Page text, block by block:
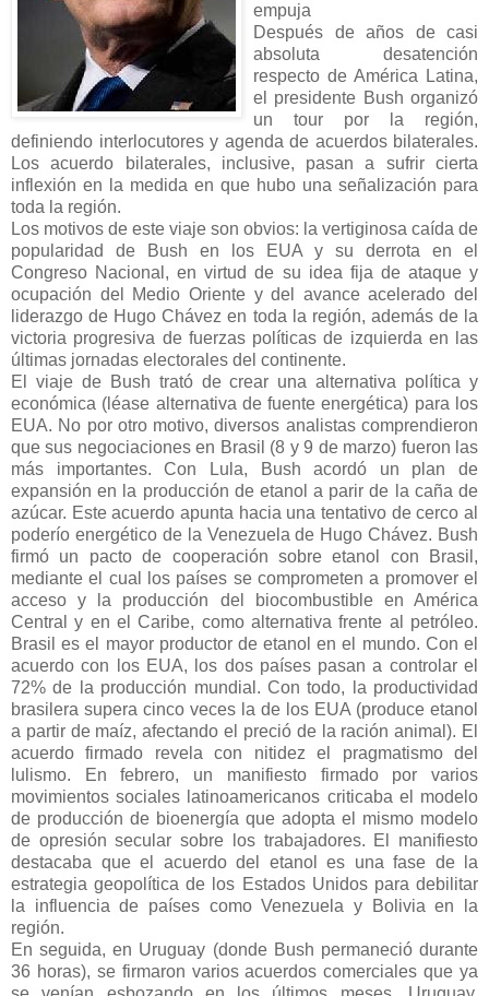
empuja
Después de años de casi
absoluta desatención
respecto de América Latina,
el presidente Bush organizó
un tour por la región,
definiendo interlocutores y agenda de acuerdos bilaterales.
Los acuerdo bilaterales, inclusive, pasan a sufrir cierta
inflexión en la medida en que hubo una señalización para
toda la región.
Los motivos de este viaje son obvios: la vertiginosa caída de
popularidad de Bush en los EUA y su derrota en el
Congreso Nacional, en virtud de su idea fija de ataque y
ocupación del Medio Oriente y del avance acelerado del
liderazgo de Hugo Chávez en toda la región, además de la
victoria progresiva de fuerzas políticas de izquierda en las
últimas jornadas electorales del continente.
El viaje de Bush trató de crear una alternativa política y
económica (léase alternativa de fuente energética) para los
EUA. No por otro motivo, diversos analistas comprendieron
que sus negociaciones en Brasil (8 y 9 de marzo) fueron las
más importantes. Con Lula, Bush acordó un plan de
expansión en la producción de etanol a parir de la caña de
azúcar. Este acuerdo apunta hacia una tentativo de cerco al
poderío energético de la Venezuela de Hugo Chávez. Bush
firmó un pacto de cooperación sobre etanol con Brasil,
mediante el cual los países se comprometen a promover el
acceso y la producción del biocombustible en América
Central y en el Caribe, como alternativa frente al petróleo.
Brasil es el mayor productor de etanol en el mundo. Con el
acuerdo con los EUA, los dos países pasan a controlar el
72% de la producción mundial. Con todo, la productividad
brasilera supera cinco veces la de los EUA (produce etanol
a partir de maíz, afectando el preció de la ración animal). El
acuerdo firmado revela con nitidez el pragmatismo del
lulismo. En febrero, un manifiesto firmado por varios
movimientos sociales latinoamericanos criticaba el modelo
de producción de bioenergía que adopta el mismo modelo
de opresión secular sobre los trabajadores. El manifiesto
destacaba que el acuerdo del etanol es una fase de la
estrategia geopolítica de los Estados Unidos para debilitar
la influencia de países como Venezuela y Bolivia en la
región.
En seguida, en Uruguay (donde Bush permaneció durante
36 horas), se firmaron varios acuerdos comerciales que ya